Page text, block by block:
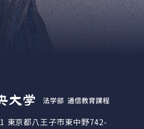
東京都八王子市東中野742-